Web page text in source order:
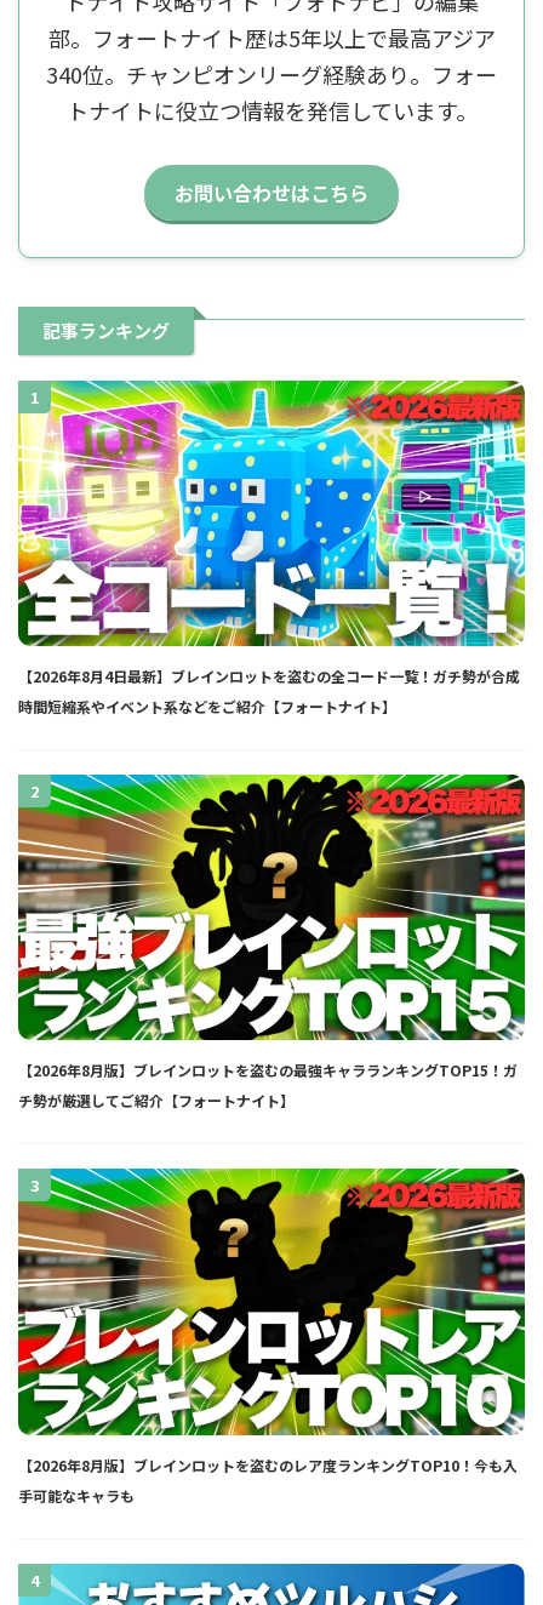
部。フォートナイト歴は5年以上で最高アジア
340位。チャンピオンリーグ経験あり。フォー
トナイトに役立つ情報を発信しています。
お問い合わせはこちら
記事ランキング
1
【2026年8月4日最新】ブレインロットを盗むの全コード一覧！ガチ勢が合成
時間短縮系やイベント系などをご紹介【フォートナイト】
2
【2026年8月版】ブレインロットを盗むの最強キャラランキングTOP15！ガ
チ勢が厳選してご紹介【フォートナイト】
3
【2026年8月版】ブレインロットを盗むのレア度ランキングTOP10！今も入
手可能なキャラも
4